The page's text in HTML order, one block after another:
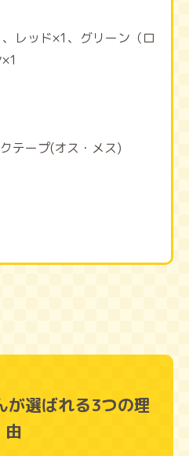
レッド×1、グリーン（ロ
テープ(オス・メス)
が選ばれる3つの理
由